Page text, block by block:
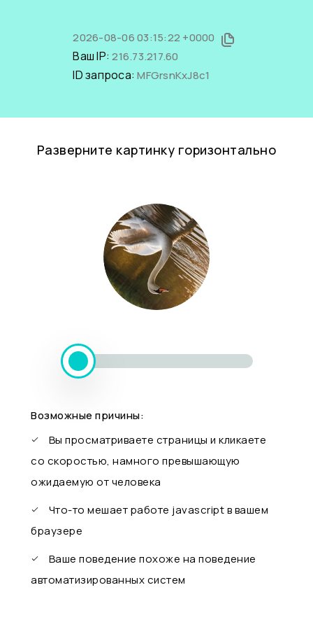
2026-08-06 03:15:22 +0000
Ваш IP:216.73.217.60
ID запроса:MFGrsnKxJ8c1
Разверните картинку горизонтально
Возможные причины:
Вы просматриваете страницы и кликаете
со скоростью, намного превышающую
ожидаемую от человека
Что-то мешает работе javascript в вашем
браузере
Ваше поведение похоже на поведение
автоматизированных систем